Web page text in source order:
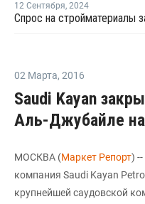
12 Сентября, 2024
02 Марта, 2016
Saudi Kayan
Аль-Джубайле
МОСКВА (Маркет Репорт)
компания Saudi Kayan
крупнейшей саудовской